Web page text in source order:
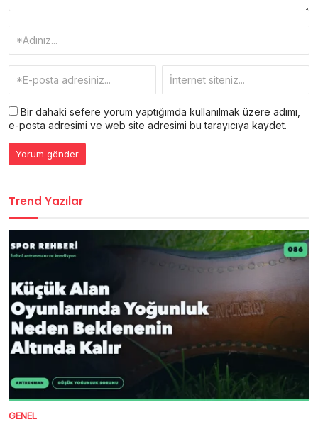
Bir dahaki sefere yorum yaptığımda kullanılmak üzere adımı,
e-posta adresimi ve web site adresimi bu tarayıcıya kaydet.
Trend Yazılar
GENEL